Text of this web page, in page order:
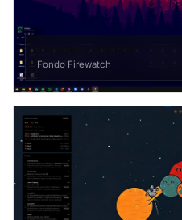
Fondo Firewatch